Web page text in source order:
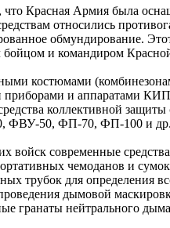
что Красная Армия была
относились
обмундирование.
бойцом и командиром
костюмами
и аппаратами
коллективной защиты
ФВУ-50, ФП-70, ФП-100 и
современные
чемоданов и
трубок для определения
дымовой
гранаты нейтрального